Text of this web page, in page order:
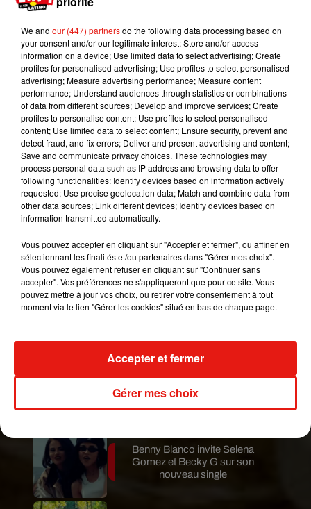
Publié : 8 mars 2018 à 9h34 par Maud Tambellini
s’agissait d’une simple expérimentation de
l’équipage à l’époque. Les experts ont retrouvé
trace du lancement de la bouteille dans le journal
de bord du bateau.
Depuis le mercredi 7 mars, le message et la
bouteille sont exposés au sein du musée de
Perth.
Mundo Latino
Le fourmilier géant fait son retour
Karol G dévoile la tracklist de
son nouvel album… avec des
Au Guatemala, le volcan de
Fuego entre en éruption
Benny Blanco invite Selena
Gomez et Becky G sur son
nouveau single
We and our (447) partnersdo the following data processing based on
your consent and/or our legitimate interest: Store and/or access
information on a device; Use limited data to select advertising; Create
profiles for personalised advertising; Use profiles to select personalised
advertising; Measure advertising performance; Measure content
performance; Understand audiences through statistics or combinations
of data from different sources; Develop and improve services; Create
profiles to personalise content; Use profiles to select personalised
content; Use limited data to select content; Ensure security, prevent and
detect fraud, and fix errors; Deliver and present advertising and content;
Save and communicate privacy choices. These technologies may
process personal data such as IP address and browsing data to offer
following functionalities: Identify devices based on information actively
requested; Use precise geolocation data; Match and combine data from
other data sources; Link different devices; Identify devices based on
information transmitted automatically.
Vous pouvez accepter en cliquant sur "Accepter et fermer", ou affiner en
sélectionnant les finalités et/ou partenaires dans "Gérer mes choix".
Vous pouvez également refuser en cliquant sur "Continuer sans
accepter". Vos préférences ne s'appliqueront que pour ce site. Vous
pouvez mettre à jour vos choix, ou retirer votre consentement à tout
moment via le lien "Gérer les cookies" situé en bas de chaque page.
Gérer mes choix
Accepter et fermer